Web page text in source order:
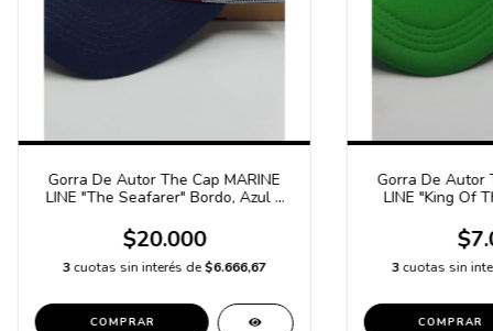
Gorra De Autor The Cap MARINE
LINE "The Seafarer" Bordo, Azul y
$20.000
3cuotas sin interés de$6.666,67
COMPRAR
Gorra De Autor
LINE "King Of
3 cuotas sin
COMPRAR